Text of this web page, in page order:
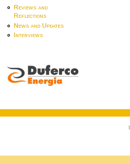
Reviews and
Reflections
News and Updates
Interviews